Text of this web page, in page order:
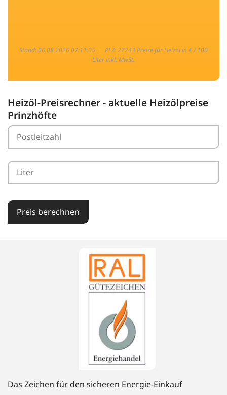
Stand: 06.08.2026 07:11:05 | PLZ: 27243 Preise für Heizöl in € / 100
Liter inkl. MwSt.
Heizöl-Preisrechner - aktuelle Heizölpreise
Prinzhöfte
Preis berechnen
Das Zeichen für den sicheren Energie-Einkauf